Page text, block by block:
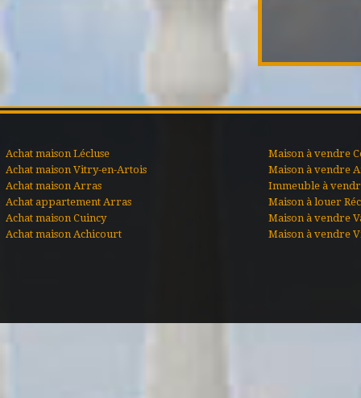
Achat maison Lécluse
Achat maison Vitry-en-Artois
Achat maison Arras
Achat appartement Arras
Achat maison Cuincy
Achat maison Achicourt
Maison à vendre
Maison à vendre
Immeuble à
Maison à louer
Maison à vendre
Maison à vendre